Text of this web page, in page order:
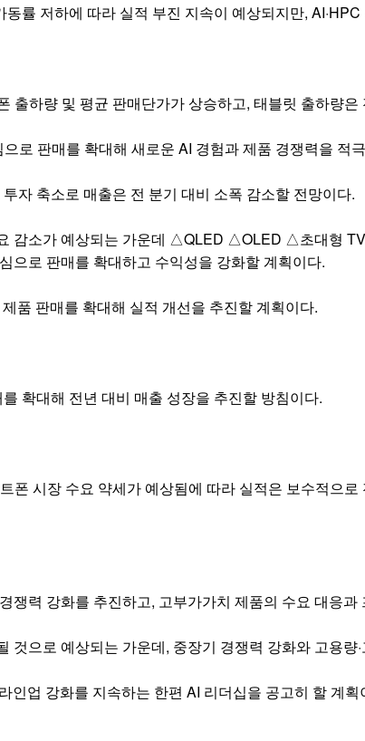
률 저하에 따라 실적 부진 지속이 예상되지만,
출하량 및 평균 판매단가가 상승하고, 태블릿 출하량
로 판매를 확대해 새로운 AI 경험과 제품 경쟁력을
자 축소로 매출은 전 분기 대비 소폭 감소할 전망이다.
감소가 예상되는 가운데 △QLED △OLED △초대형
으로 판매를 확대하고 수익성을 강화할 계획이다.
품 판매를 확대해 실적 개선을 추진할 계획이다.
확대해 전년 대비 매출 성장을 추진할 방침이다.
폰 시장 수요 약세가 예상됨에 따라 실적은 보수적으
쟁력 강화를 추진하고, 고부가가치 제품의 수요 대응
것으로 예상되는 가운데, 중장기 경쟁력 강화와 고용
인업 강화를 지속하는 한편 AI 리더십을 공고히 할 계획